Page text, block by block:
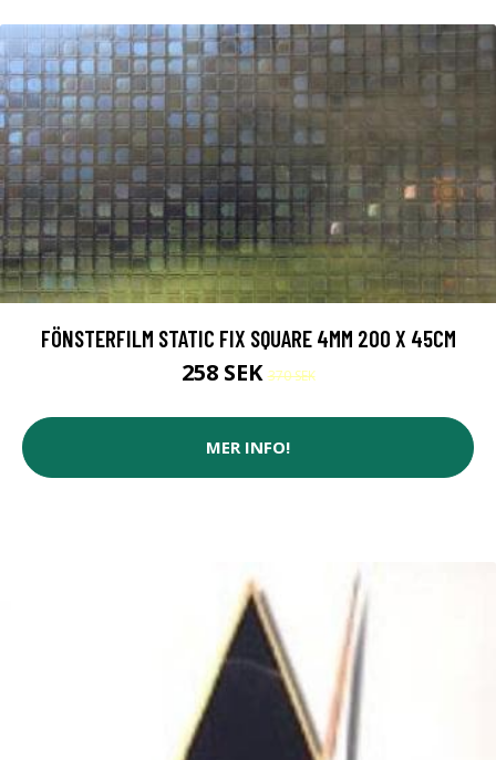
FÖNSTERFILM STATIC FIX SQUARE 4MM 200 X 45CM
258 SEK370 SEK
MER INFO!